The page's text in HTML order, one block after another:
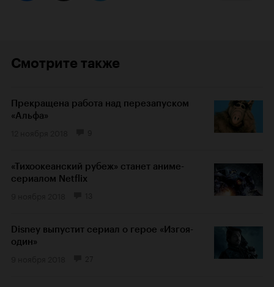
Смотрите также
Прекращена работа над перезапуском
«Альфа»
«Тихоокеанский рубеж» станет аниме-
сериалом Netflix
Disney выпустит сериал о герое «Изгоя-
один»